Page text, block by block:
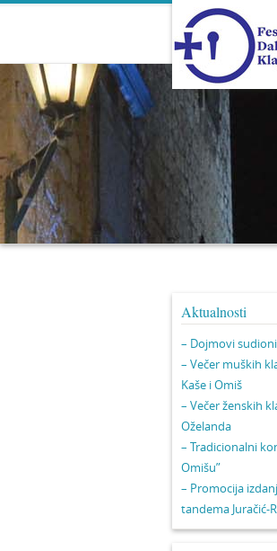
Aktualnosti
– Dojmovi
– Večer muških
Kaše i Omiš
– Večer ženskih
Oželanda
– Tradicionalni
Omišu”
– Promocija
tandema Juračić-